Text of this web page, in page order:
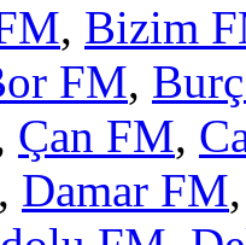
, Bizim
FM,
Çan FM,
, Damar FM